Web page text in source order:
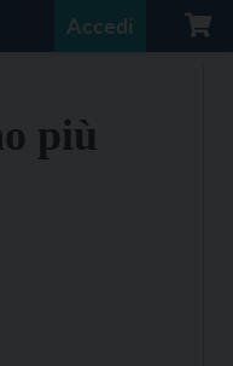
Accedi
più